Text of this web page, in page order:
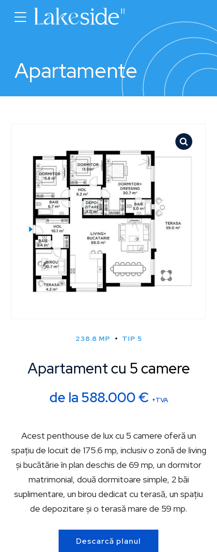
Apartamente
238.8 MP TIP 5
Apartament cu 5 camere
de la 588.000€ +TVA
Acest penthouse de lux cu 5 camere oferă un
spațiu de locuit de 175.6 mp, inclusiv o zonă de living
și bucătărie în plan deschis de 69 mp, un dormitor
matrimonial, două dormitoare simple, 2 băi
suplimentare, un birou dedicat cu terasă, un spațiu
de depozitare și o terasă mare de 59 mp.
Descarcă planul